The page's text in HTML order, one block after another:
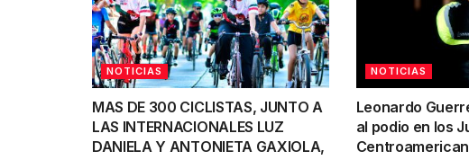
NOTICIAS
MAS DE 300 CICLISTAS, JUNTO A
LAS INTERNACIONALES LUZ
DANIELA Y ANTONIETA GAXIOLA,
NOTICIAS
Leonardo
al podio en los